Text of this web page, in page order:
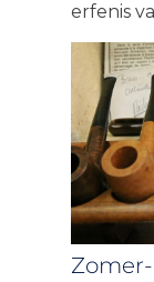
erfenis